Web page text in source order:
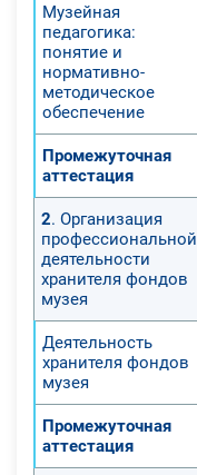
Музейная
педагогика:
понятие и
нормативно-
методическое
обеспечение
Промежуточная
аттестация
2. Организация
профессиональной
деятельности
хранителя фондов
музея
Деятельность
хранителя фондов
музея
Промежуточная
аттестация